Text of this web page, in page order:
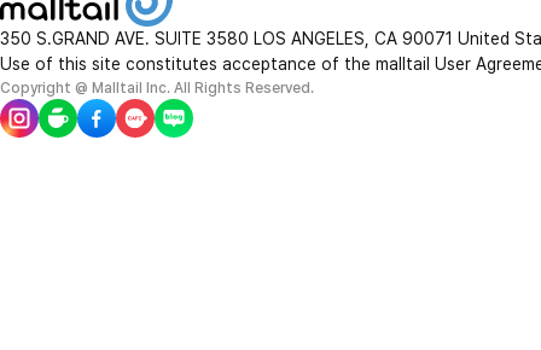
350 S.GRAND AVE. SUITE 3580 LOS ANGELES, CA 90071 United
Use of this site constitutes acceptance of the malltail User
Copyright @ Malltail Inc. All Rights Reserved.